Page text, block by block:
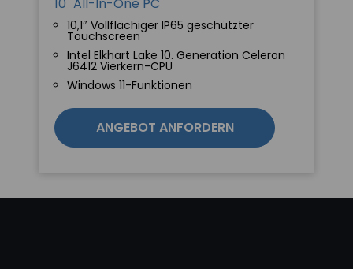
10,1″ Vollflächiger IP65 geschützter
Touchscreen
Intel Elkhart Lake 10. Generation Celeron
J6412 Vierkern-CPU
Windows 11-Funktionen
ANGEBOT ANFORDERN